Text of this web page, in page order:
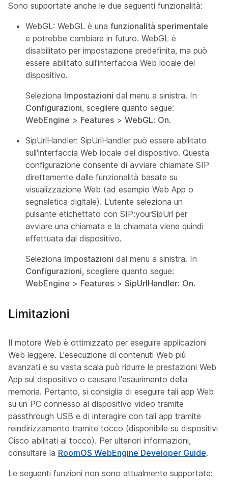
Sono supportate anche le due seguenti funzionalità:
WebGL: WebGL è una funzionalità sperimentale
e potrebbe cambiare in futuro. WebGL è
disabilitato per impostazione predefinita, ma può
essere abilitato sull'interfaccia Web locale del
dispositivo.
Seleziona Impostazioni dal menu a sinistra. In
Configurazioni, scegliere quanto segue:
WebEngine > Features > WebGL: On.
SipUrlHandler: SipUrlHandler può essere abilitato
sull'interfaccia Web locale del dispositivo. Questa
configurazione consente di avviare chiamate SIP
direttamente dalle funzionalità basate su
visualizzazione Web (ad esempio Web App o
segnaletica digitale). L'utente seleziona un
pulsante etichettato con SIP:yourSipUrl per
avviare una chiamata e la chiamata viene quindi
effettuata dal dispositivo.
Seleziona Impostazioni dal menu a sinistra. In
Configurazioni, scegliere quanto segue:
WebEngine > Features > SipUrlHandler: On.
Limitazioni
Il motore Web è ottimizzato per eseguire applicazioni
Web leggere. L'esecuzione di contenuti Web più
avanzati e su vasta scala può ridurre le prestazioni Web
App sul dispositivo o causare l'esaurimento della
memoria. Pertanto, si consiglia di eseguire tali app Web
su un PC connesso al dispositivo video tramite
passthrough USB e di interagire con tali app tramite
reindirizzamento tramite tocco (disponibile su dispositivi
Cisco abilitati al tocco). Per ulteriori informazioni,
consultare la RoomOS WebEngine Developer Guide.
Le seguenti funzioni non sono attualmente supportate: